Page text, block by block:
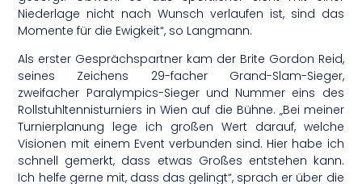
Niederlage nicht nach Wunsch verlaufen ist, sind das
Momente für die Ewigkeit“, so Langmann.
Als erster Gesprächspartner kam der Brite Gordon Reid,
seines Zeichens 29-facher Grand-Slam-Sieger,
zweifacher Paralympics-Sieger und Nummer eins des
Rollstuhltennisturniers in Wien auf die Bühne. „Bei meiner
Turnierplanung lege ich großen Wert darauf, welche
Visionen mit einem Event verbunden sind. Hier habe ich
schnell gemerkt, dass etwas Großes entstehen kann.
Ich helfe gerne mit, dass das gelingt“, sprach er über die